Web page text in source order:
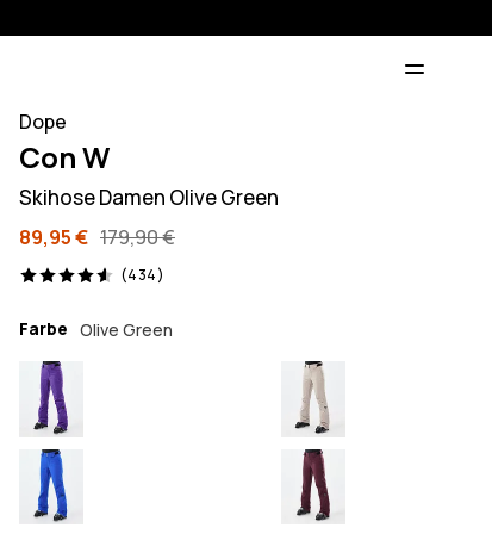
Dope
Con W
Skihose Damen Olive Green
89,95 € 179,90 €
(434)
434 Reviews, 4.6/5
Farbe Olive Green